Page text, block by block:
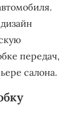
передач,
салона.